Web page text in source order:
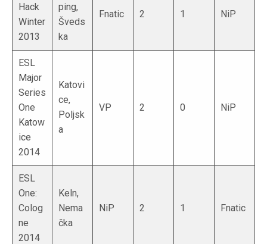
Hack
Winter
2013
ping,
Šveds
ka
Fnatic 2 1 NiP
ESL
Major
Series
One
Katow
ice
2014
Katovi
ce,
Poljsk
a
VP 2 0 NiP
ESL
One:
Colog
ne
2014
Keln,
Nema
čka
NiP 2 1 Fnatic